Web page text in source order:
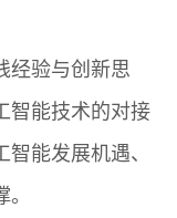
经验与创新思
智能技术的对接
能发展机遇、